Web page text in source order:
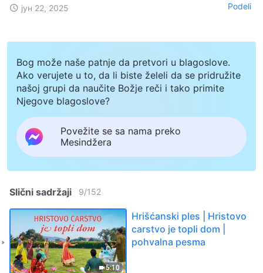
јун 22, 2025 Podeli
Bog može naše patnje da pretvori u blagoslove.
Ako verujete u to, da li biste želeli da se pridružite
našoj grupi da naučite Božje reči i tako primite
Njegove blagoslove?
Povežite se sa nama preko
Mesindžera
Slični sadržaji 9/152
5:10
Hrišćanski ples | Hristovo
carstvo je topli dom |
pohvalna pesma